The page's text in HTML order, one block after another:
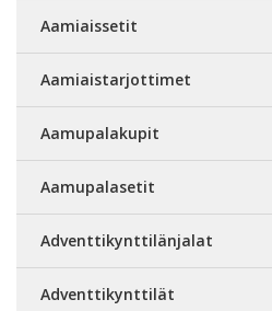
Aamiaissetit
Aamiaistarjottimet
Aamupalakupit
Aamupalasetit
Adventtikynttilänjalat
Adventtikynttilät